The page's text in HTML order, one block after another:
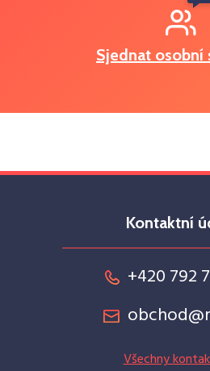
Sjednat osobní
Kontaktní
+420 792
Všechny